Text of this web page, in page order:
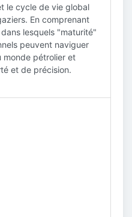
le cycle de vie global
En comprenant
lesquels "maturité"
peuvent naviguer
monde pétrolier et
et de précision.